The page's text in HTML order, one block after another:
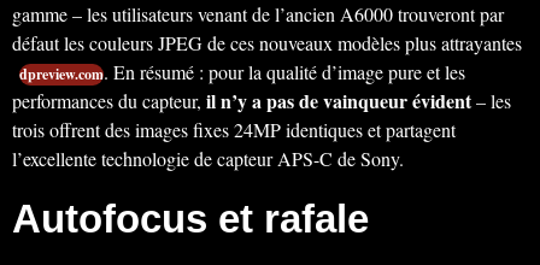
gamme – les utilisateurs venant de l’ancien A6000 trouveront par
défaut les couleurs JPEG de ces nouveaux modèles plus attrayantes
dpreview.com. En résumé : pour la qualité d’image pure et les
performances du capteur, il n’y a pas de vainqueur évident– les
trois offrent des images fixes 24MP identiques et partagent
l’excellente technologie de capteur APS-C de Sony.
Autofocus et rafale